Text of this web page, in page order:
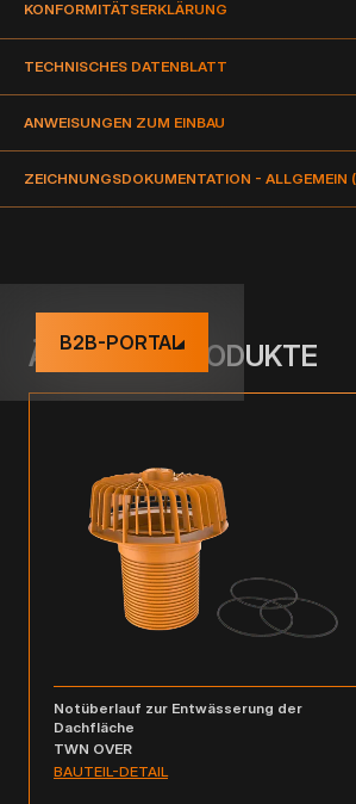
KONFORMITÄTSERKLÄRUNG
TECHNISCHES DATENBLATT
ANWEISUNGEN ZUM EINBAU
ZEICHNUNGSDOKUMENTATION - ALLGEMEIN
B2B-PORTAL
ÄHNLICHE PRODUKTE
Notüberlauf zur Entwässerung der
Dachfläche
TWN OVER
BAUTEIL-DETAIL